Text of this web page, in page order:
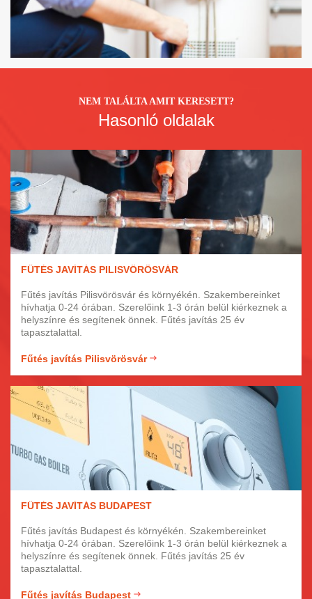
NEM TALÁLTA AMIT KERESETT?
Hasonló oldalak
FŰTÉS JAVÍTÁS PILISVÖRÖSVÁR
Fűtés javítás Pilisvörösvár és környékén. Szakembereinket
hívhatja 0-24 órában. Szerelőink 1-3 órán belül kiérkeznek a
helyszínre és segítenek önnek. Fűtés javítás 25 év
tapasztalattal.
Fűtés javítás Pilisvörösvár
FŰTÉS JAVÍTÁS BUDAPEST
Fűtés javítás Budapest és környékén. Szakembereinket
hívhatja 0-24 órában. Szerelőink 1-3 órán belül kiérkeznek a
helyszínre és segítenek önnek. Fűtés javítás 25 év
tapasztalattal.
Fűtés javítás Budapest